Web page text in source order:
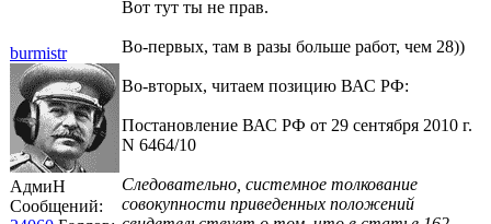
burmistr
АдмиН
Сообщений:
Вот тут ты не прав.
Во-первых, там в разы больше работ, чем 28))
Во-вторых, читаем позицию ВАС РФ:
Постановление ВАС РФ от 29 сентября 2010 г.
N 6464/10
Следовательно, системное толкование
совокупности приведенных положений